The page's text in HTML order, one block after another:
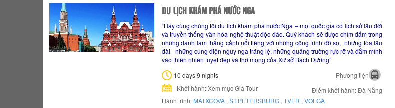
DU LỊCH KHÁM PHÁ NƯỚC NGA
“Hãy cùng chúng tôi du lịch khám phá nước Nga – một quốc gia có lịch sử lâu đời
và truyền thống văn hóa nghệ thuật độc đáo. Quý khách sẽ được chìm đắm trong
những danh lam thắng cảnh nổi tiêng với những công trình đồ sộ, những tòa lâu
đài - những cung điện nguy nga tráng lệ, những quảng trường rực rỡ và đắm mình
vào thiên nhiên tuyệt đẹp và thơ mộng của Xứ sở Bạch Dương”
10 days 9 nights
Phương tiện
Khởi hành: Xem mục Giá Tour
Điểm khởi hành: Đà Nẵng
Hành trình: MATXCOVA , ST.PETERSBURG , TVER , VOLGA